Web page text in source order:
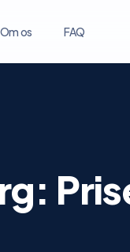
Om os FAQ